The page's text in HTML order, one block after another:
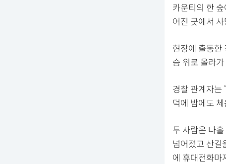
카운티의 한
어진 곳에서
현장에 출동한
슴 위로 올라
경찰 관계자는
덕에 밤에도
두 사람은 나
넘어졌고 산길
에 휴대전화마